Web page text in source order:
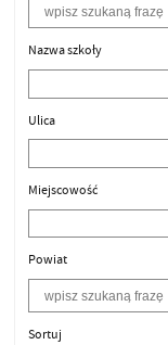
Nazwa szkoły
Ulica
Miejscowość
Powiat
Sortuj